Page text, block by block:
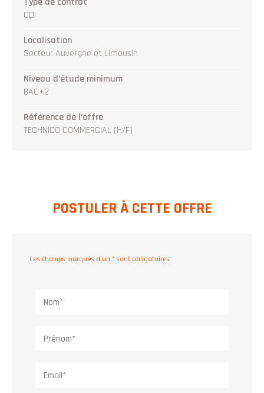
CDI
Localisation
Secteur Auvergne et Limousin
Niveau d’étude minimum
BAC+2
Référence de l’offre
TECHNICO COMMERCIAL (H/F)
POSTULER À CETTE OFFRE
Les champs marqués d’un * sont obligatoires